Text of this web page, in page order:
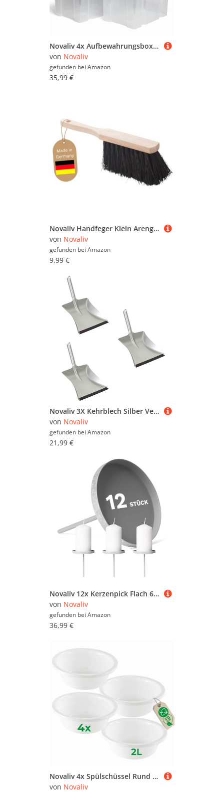
Novaliv 4x Aufbewahrungsboxen mit Deckel 15L transparente Nestbar stapelbare Storage boxes mit Clipverschluss Kunststoffbox BPA-frei 41 x 29 x 20 cm
von Novaliv
gefunden bei Amazon
35,99 €
Novaliv Handfeger Klein Arenga Borsten Handbesen Auto Kehrwisch Industriehandfeger Auto Schneebesen Holz Hand Brush Handfeger Grob Handfeger Camping Besen Vorzeltteppich Wohnwagen Handfeger Draußen
von Novaliv
gefunden bei Amazon
9,99 €
Novaliv 3X Kehrblech Silber Verzinkt mit Gummilippe für feinen Staub - Kehrschaufel Metall Kehrblech zum Aufkehren Kohleschaufel Handkehrset Kehrblechset Kehrschaufel - Camping Feger und Kehrblech
von Novaliv
gefunden bei Amazon
21,99 €
Novaliv 12x Kerzenpick Flach 6,5 cm GRAU Kerzenhalter für Adventskranz Kerzenpin Weihnachtskranz
von Novaliv
gefunden bei Amazon
36,99 €
Novaliv 4x Spülschüssel Rund 2L, D24 cm, Weiß, BPA-frei Spülmaschinenfest Ideal für Küche und Camping, kleine Rundschüssel, Plastikschüssel klein, Waschschüssel klein, Plastic bowl
von Novaliv